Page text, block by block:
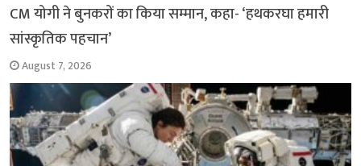
CM योगी ने बुनकरों का किया सम्मान, कहा- ‘हथकरघा हमारी
सांस्कृतिक पहचान’
August 7, 2026